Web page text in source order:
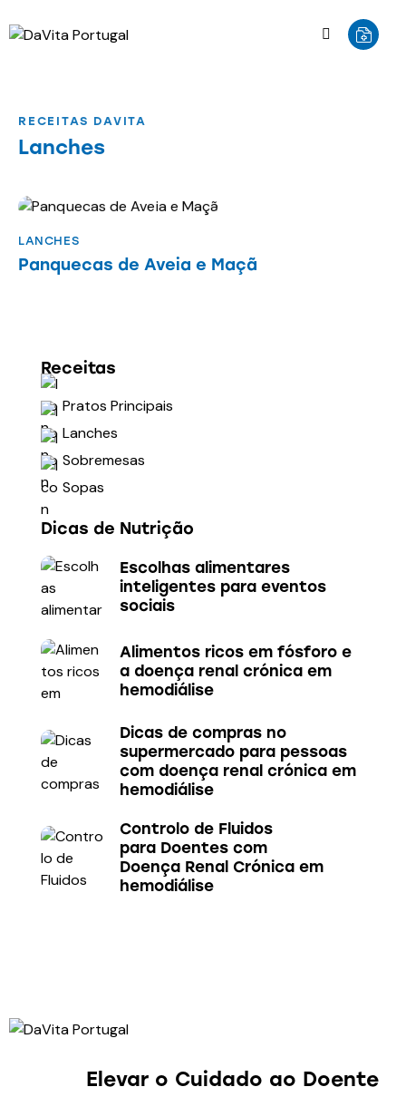
RECEITAS DAVITA
Lanches
LANCHES
Panquecas de Aveia e Maçã
Receitas
Pratos Principais
Lanches
Sobremesas
Sopas
Dicas de Nutrição
Escolhas alimentares
inteligentes para eventos
sociais
Alimentos ricos em fósforo e
a doença renal crónica em
hemodiálise
Dicas de compras no
supermercado para pessoas
com doença renal crónica em
hemodiálise
Controlo de Fluidos
para Doentes com
Doença Renal Crónica em
hemodiálise
Elevar o Cuidado ao Doente